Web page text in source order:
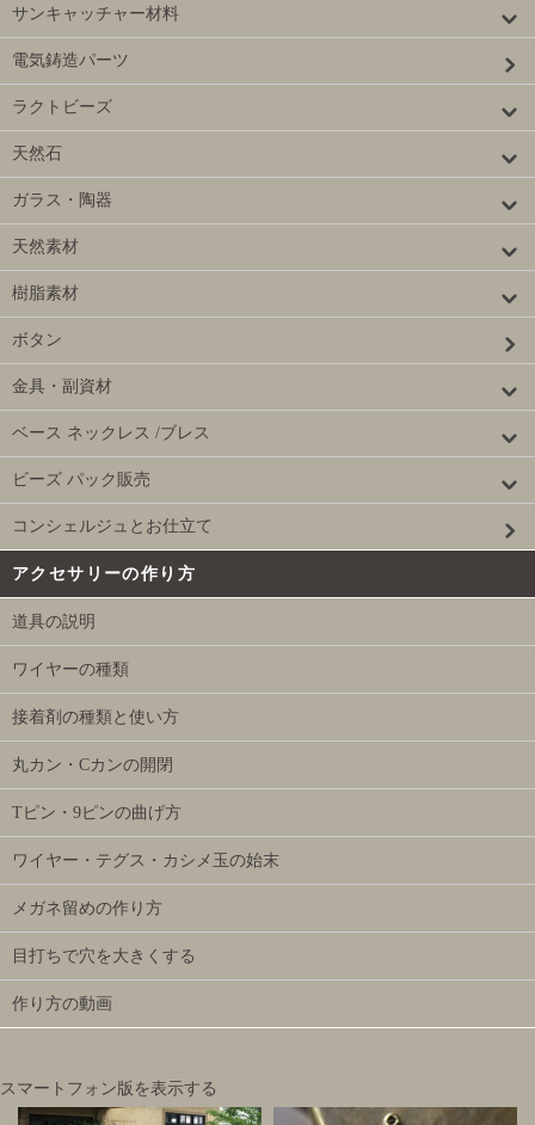
サンキャッチャー材料
電気鋳造パーツ
ラクトビーズ
天然石
ガラス・陶器
天然素材
樹脂素材
ボタン
金具・副資材
ベース ネックレス /ブレス
ビーズ パック販売
コンシェルジュとお仕立て
アクセサリーの作り方
道具の説明
ワイヤーの種類
接着剤の種類と使い方
丸カン・Cカンの開閉
Tピン・9ピンの曲げ方
ワイヤー・テグス・カシメ玉の始末
メガネ留めの作り方
目打ちで穴を大きくする
作り方の動画
スマートフォン版を表示する